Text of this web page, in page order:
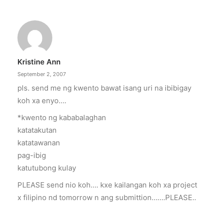
Kristine Ann
September 2, 2007
pls. send me ng kwento bawat isang uri na ibibigay
koh xa enyo….
*kwento ng kababalaghan
katatakutan
katatawanan
pag-ibig
katutubong kulay
PLEASE send nio koh…. kxe kailangan koh xa project
x filipino nd tomorrow n ang submittion…….PLEASE..